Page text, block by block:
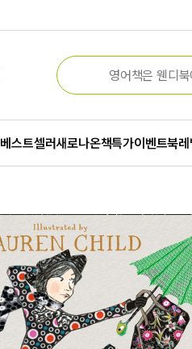
베스트셀러새로나온책특가이벤트북